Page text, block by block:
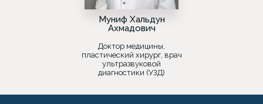
Муниф Хальдун
Ахмадович
Доктор медицины,
пластический хирург, врач
ультразвуковой
диагностики (УЗД)